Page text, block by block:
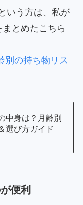
いう方は、私が
とめたこちら
別の持ち物リス
中身は？月齢別
選び方ガイド
便利